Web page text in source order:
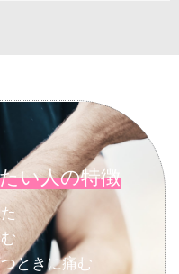
い人の特徴
ときに痛む